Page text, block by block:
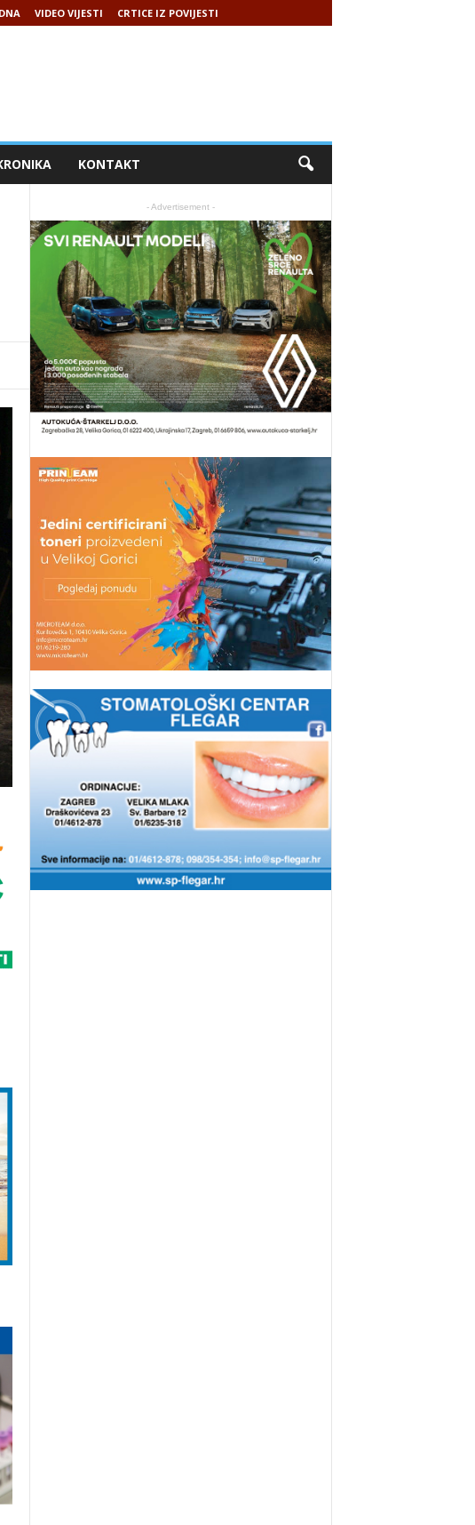
VIDEO VIJESTI CRTICE IZ POVIJESTI
KONTAKT
- Advertisement -